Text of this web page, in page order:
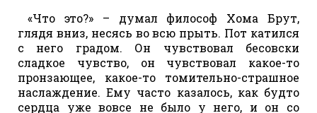
«Что это?» – думал философ Хома Брут,
глядя вниз, несясь во всю прыть. Пот катился
с него градом. Он чувствовал бесовски
сладкое чувство, он чувствовал какое-то
пронзающее, какое-то томительно-страшное
наслаждение. Ему часто казалось, как будто
сердца уже вовсе не было у него, и он со